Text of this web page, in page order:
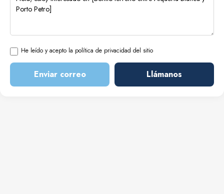
He leído y acepto la política de privacidad del sitio
Enviar correo Llámanos